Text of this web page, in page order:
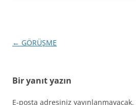
Yazı
← GÖRÜŞME
Bir yanıt yazın
E-posta adresiniz yayınlanmayacak.